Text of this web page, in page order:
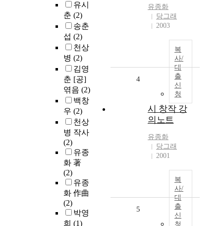
유시
춘 (2)
송춘
섭 (2)
천상
병 (2)
김영
춘 [공]
엮음 (2)
백창
우 (2)
천상
병 작사
(2)
유종
화 著
(2)
유종
화 作曲
(2)
박영
희 (1)
유종화
당그래
2003
복
사/
대
출
신
청
4
시 창작 강
의노트
유종화
당그래
2001
복
사/
대
출
신
청
5